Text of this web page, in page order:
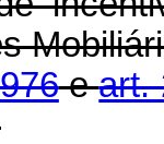
eart.